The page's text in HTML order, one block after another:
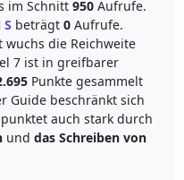
im Schnitt 950 Aufrufe.
beträgt 0 Aufrufe.
die Reichweite
7 ist in greifbarer
Punkte gesammelt
Guide beschränkt sich
auch stark durch
und das Schreiben von